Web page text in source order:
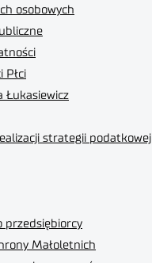
osobowych
Płci
Łukasiewicz
strategii podatkowej
przedsiębiorcy
Małoletnich